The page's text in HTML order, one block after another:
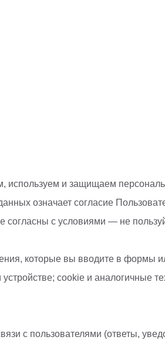
и защищаем
означает согласие
с условиями — не
которые вы вводите в формы
cookie и аналогичные
с пользователями (ответы,